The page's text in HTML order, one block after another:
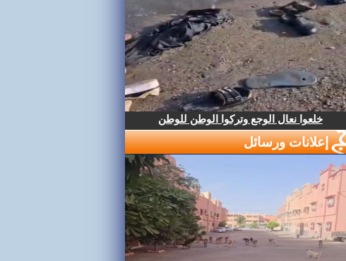
خلعوا نعال الوجع وتركوا الوطن للوطن
إعلانات ورسائل